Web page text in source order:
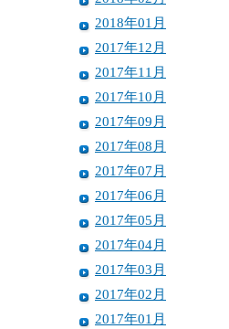
2018年01月
2017年12月
2017年11月
2017年10月
2017年09月
2017年08月
2017年07月
2017年06月
2017年05月
2017年04月
2017年03月
2017年02月
2017年01月